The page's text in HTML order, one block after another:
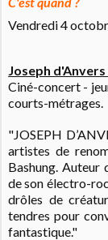
Vendredi 4
Joseph
Ciné-concert -
courts-métrages.
"JOSEPH
artistes de
Bashung. Auteur
de son électro-
drôles de
tendres pour
fantastique."